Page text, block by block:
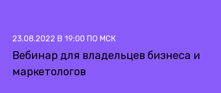
23.08.2022 В 19:00 ПО МСК
Вебинар для владельцев бизнеса и
маркетологов